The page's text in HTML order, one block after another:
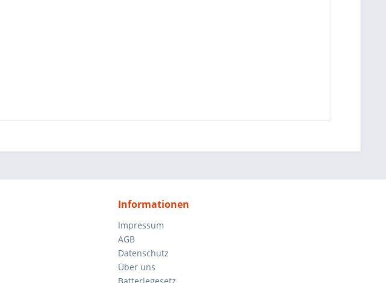
Informationen
Impressum
AGB
Datenschutz
Über uns